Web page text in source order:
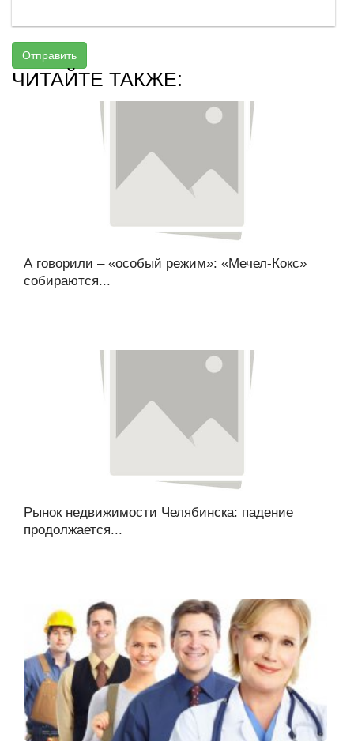
Отправить
ЧИТАЙТЕ ТАКЖЕ:
А говорили – «особый режим»: «Мечел-Кокс»
собираются...
Рынок недвижимости Челябинска: падение
продолжается...